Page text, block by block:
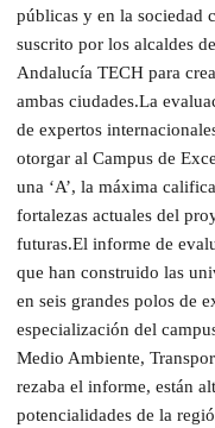
públicas y en la sociedad
suscrito por los alcaldes
Andalucía TECH para
ambas ciudades.La
de expertos
otorgar al Campus de
una ‘A’, la máxima
fortalezas actuales del
futuras.El informe de
que han construido las
en seis grandes polos de
especialización del
Medio Ambiente,
rezaba el informe, están
potencialidades de la